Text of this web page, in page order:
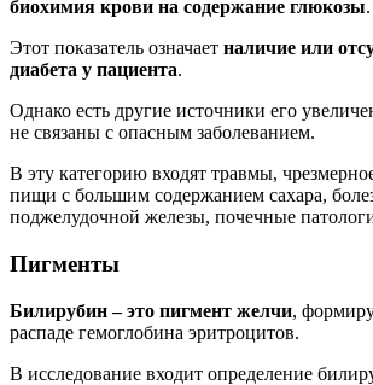
биохимия крови на содержание глюкозы.
Этот показатель означает наличие или
диабета у пациента.
Однако есть другие источники его
не связаны с опасным заболеванием.
В эту категорию входят травмы,
пищи с большим содержанием сахара,
поджелудочной железы, почечные
Пигменты
Билирубин – это пигмент желчи,
распаде гемоглобина эритроцитов.
В исследование входит определение